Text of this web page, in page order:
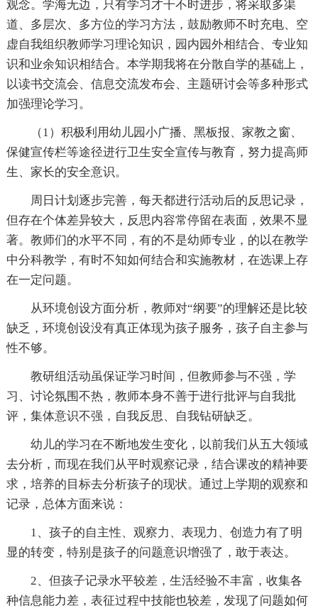
观念。学海无边，只有学习才干不时进步，将采取多渠
道、多层次、多方位的学习方法，鼓励教师不时充电、空
虚自我组织教师学习理论知识，园内园外相结合、专业知
识和业余知识相结合。本学期我将在分散自学的基础上，
以读书交流会、信息交流发布会、主题研讨会等多种形式
加强理论学习。
（1）积极利用幼儿园小广播、黑板报、家教之窗、
保健宣传栏等途径进行卫生安全宣传与教育，努力提高师
生、家长的安全意识。
周日计划逐步完善，每天都进行活动后的反思记录，
但存在个体差异较大，反思内容常停留在表面，效果不显
著。教师们的水平不同，有的不是幼师专业，的以在教学
中分科教学，有时不知如何结合和实施教材，在选课上存
在一定问题。
从环境创设方面分析，教师对“纲要”的理解还是比较
缺乏，环境创设没有真正体现为孩子服务，孩子自主参与
性不够。
教研组活动虽保证学习时间，但教师参与不强，学
习、讨论氛围不热，教师本身不善于进行批评与自我批
评，集体意识不强，自我反思、自我钻研缺乏。
幼儿的学习在不断地发生变化，以前我们从五大领域
去分析，而现在我们从平时观察记录，结合课改的精神要
求，培养的目标去分析孩子的现状。通过上学期的观察和
记录，总体方面来说：
1、孩子的自主性、观察力、表现力、创造力有了明
显的转变，特别是孩子的问题意识增强了，敢于表达。
2、但孩子记录水平较差，生活经验不丰富，收集各
种信息能力差，表征过程中技能也较差，发现了问题如何